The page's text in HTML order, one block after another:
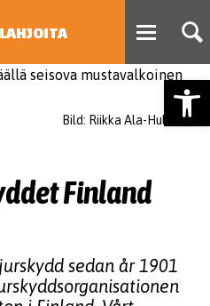
LAHJOITA
Bild: Riikka Ala-Hulkko
Finland
sedan år 1901